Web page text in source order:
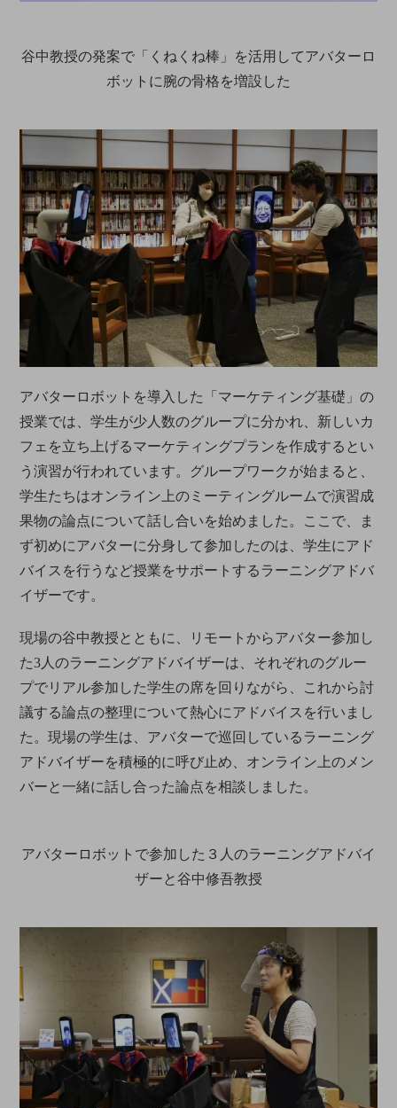
谷中教授の発案で「くねくね棒」を活用してアバターロ
ボットに腕の骨格を増設した
アバターロボットを導入した「マーケティング基礎」の
授業では、学生が少人数のグループに分かれ、新しいカ
フェを立ち上げるマーケティングプランを作成するとい
う演習が行われています。グループワークが始まると、
学生たちはオンライン上のミーティングルームで演習成
果物の論点について話し合いを始めました。ここで、ま
ず初めにアバターに分身して参加したのは、学生にアド
バイスを行うなど授業をサポートするラーニングアドバ
イザーです。
現場の谷中教授とともに、リモートからアバター参加し
た3人のラーニングアドバイザーは、それぞれのグルー
プでリアル参加した学生の席を回りながら、これから討
議する論点の整理について熱心にアドバイスを行いまし
た。現場の学生は、アバターで巡回しているラーニング
アドバイザーを積極的に呼び止め、オンライン上のメン
バーと一緒に話し合った論点を相談しました。
アバターロボットで参加した３人のラーニングアドバイ
ザーと谷中修吾教授